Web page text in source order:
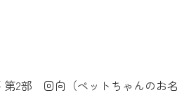
第2部 回向（ペットちゃんのお